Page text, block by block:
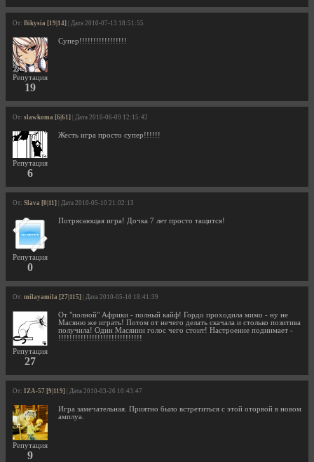
От: Bikysia [19|14] | Дата 2010-07-13 18:51:55
Репутация
19
Супер!!!!!!!!!!!!!!!!!
От: slawkoma [6|61] | Дата 2010-06-09 12:15:42
Репутация
6
Жесть игра просто супер!!!!!!
От: Slava [0|11] | Дата 2010-05-10 21:02:13
Репутация
0
Потрясающая игра! Дочка 7 лет просто тащится!
От: milayamila [27|115] | Дата 2010-05-10 18:41:39
Репутация
27
От "полной" Африки - полный кайф! Гордо проходила мимо - ну не
Масяню же играть! Потом от нечего делать скачала и столько позитива
получила! Один Масянин голос чего стоит! Настроение поднимает -
!!!!!!!!!!!!!!!!!!!!!!!!!!!!!!
От: IZA-57 [9|119] | Дата 2010-03-26 10:43:47
Репутация
9
Игра замечательная. Приятно было встретиться с этой оторвой в новом
амплуа.